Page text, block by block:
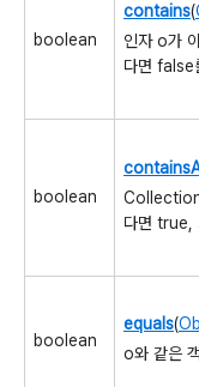
boolean
contains(
인자 o가
다면 false
boolean
Collection
다면 true,
boolean
equals(
o와 같은